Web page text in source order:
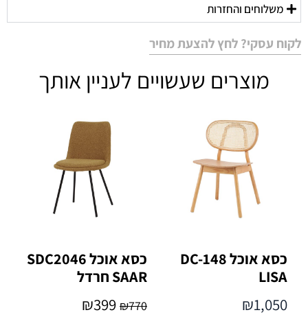
משלוחים והחזרות
לקוח עסקי? לחץ להצעת מחיר
מוצרים שעשויים לעניין אותך
כסא אוכל DC-148
LISA
₪1,050
כסא אוכל SDC2046
SAAR חרדל
₪770
₪399